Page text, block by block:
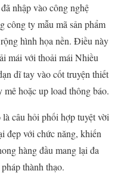
nhập vào công nghệ
công ty mẫu mã sản phẩm
hình họa nền. Điều này
mái với thoải mái Nhiều
dĩ tay vào cốt truyện thiết
mê hoặc up load thông báo.
câu hỏi phối hợp tuyệt vời
đẹp với chức năng, khiến
hàng đầu mang lại đa
thành thạo.